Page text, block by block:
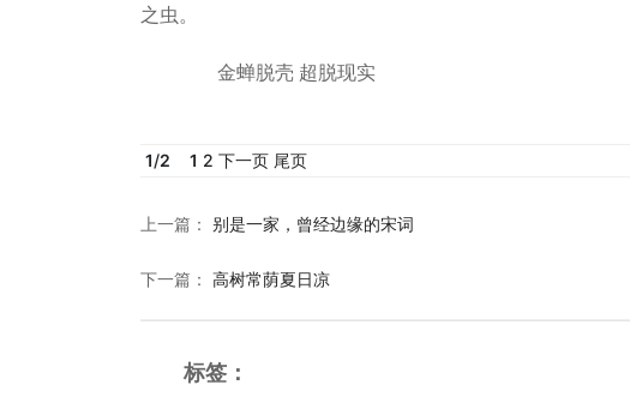
之虫。
金蝉脱壳 超脱现实
1/2 1 2 下一页 尾页
上一篇 ： 别是一家，曾经边缘的宋词
下一篇 ： 高树常荫夏日凉
标签：